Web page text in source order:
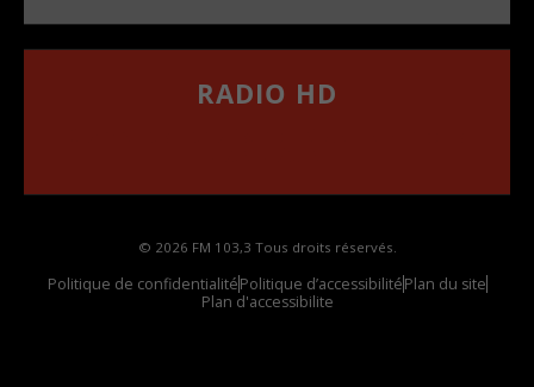
RADIO HD
© 2026 FM 103,3 Tous droits réservés.
Politique de confidentialitéPolitique d’accessibilitéPlan du site
Plan d'accessibilite